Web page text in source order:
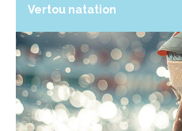
Vertou natation